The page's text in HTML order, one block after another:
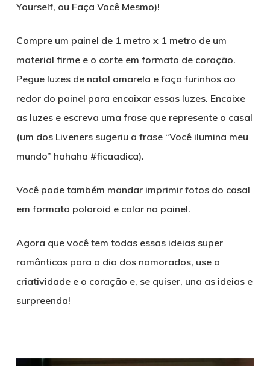
Yourself, ou Faça Você Mesmo)!
Compre um painel de 1 metro x 1 metro de um
material firme e o corte em formato de coração.
Pegue luzes de natal amarela e faça furinhos ao
redor do painel para encaixar essas luzes. Encaixe
as luzes e escreva uma frase que represente o casal
(um dos Liveners sugeriu a frase “Você ilumina meu
mundo” hahaha #ficaadica).
Você pode também mandar imprimir fotos do casal
em formato polaroid e colar no painel.
Agora que você tem todas essas ideias super
românticas para o dia dos namorados, use a
criatividade e o coração e, se quiser, una as ideias e
surpreenda!